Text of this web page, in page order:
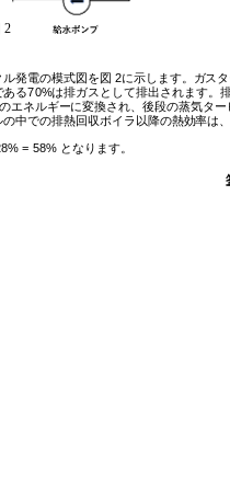
発電の模式図を図 2に示します。ガス
ある70%は排ガスとして排出されます。
エネルギーに変換され、後段の蒸気ター
の中での排熱回収ボイラ以降の熱効率は、
= 58% となります。
2